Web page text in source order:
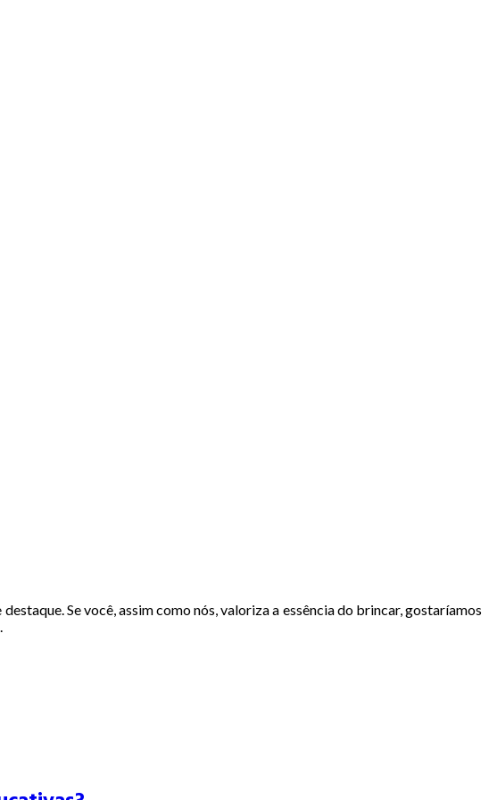
Se você, assim como nós, valoriza a essência do brincar, gostaríamos